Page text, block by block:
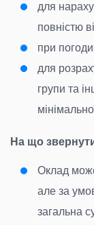
для
повністю
при
для
групи та
На що
Оклад
але за
загальна